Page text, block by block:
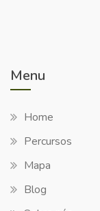
Menu
Home
Percursos
Mapa
Blog